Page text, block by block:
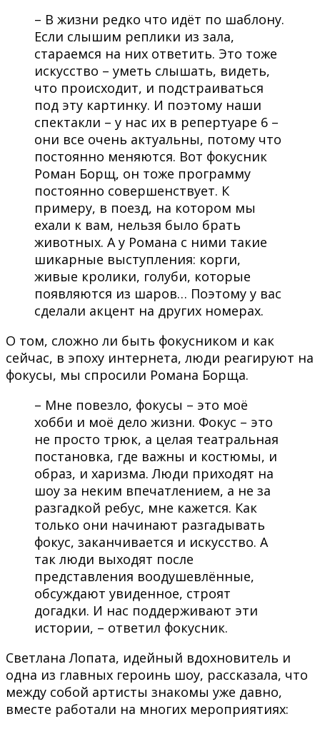
– В жизни редко что идёт по шаблону.
Если слышим реплики из зала,
стараемся на них ответить. Это тоже
искусство – уметь слышать, видеть,
что происходит, и подстраиваться
под эту картинку. И поэтому наши
спектакли – у нас их в репертуаре 6 –
они все очень актуальны, потому что
постоянно меняются. Вот фокусник
Роман Борщ, он тоже программу
постоянно совершенствует. К
примеру, в поезд, на котором мы
ехали к вам, нельзя было брать
животных. А у Романа с ними такие
шикарные выступления: корги,
живые кролики, голуби, которые
появляются из шаров… Поэтому у вас
сделали акцент на других номерах.
О том, сложно ли быть фокусником и как
сейчас, в эпоху интернета, люди реагируют на
фокусы, мы спросили Романа Борща.
– Мне повезло, фокусы – это моё
хобби и моё дело жизни. Фокус – это
не просто трюк, а целая театральная
постановка, где важны и костюмы, и
образ, и харизма. Люди приходят на
шоу за неким впечатлением, а не за
разгадкой ребус, мне кажется. Как
только они начинают разгадывать
фокус, заканчивается и искусство. А
так люди выходят после
представления воодушевлённые,
обсуждают увиденное, строят
догадки. И нас поддерживают эти
истории, – ответил фокусник.
Светлана Лопата, идейный вдохновитель и
одна из главных героинь шоу, рассказала, что
между собой артисты знакомы уже давно,
вместе работали на многих мероприятиях: